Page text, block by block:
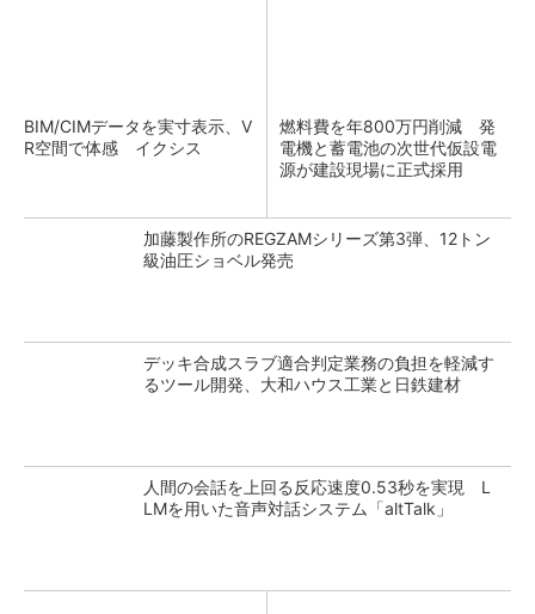
BIM/CIMデータを実寸表示、V
R空間で体感 イクシス
燃料費を年800万円削減 発
電機と蓄電池の次世代仮設電
源が建設現場に正式採用
加藤製作所のREGZAMシリーズ第3弾、12トン
級油圧ショベル発売
デッキ合成スラブ適合判定業務の負担を軽減す
るツール開発、大和ハウス工業と日鉄建材
人間の会話を上回る反応速度0.53秒を実現 L
LMを用いた音声対話システム「altTalk」